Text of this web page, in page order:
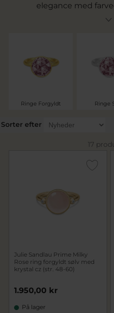
elegance med
raffinerede detaljer –
populære
Prime
Ringe Forgyldt Ringe
Sorter efter
17
Julie Sandlau Prime Milky
Rose ring forgyldt sølv med
krystal cz (str. 48-60)
1.950,00 kr
På lager